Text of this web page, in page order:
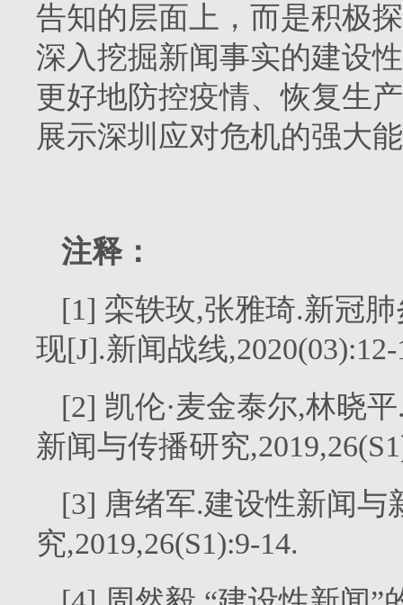
告知的层面上，而是积极
深入挖掘新闻事实的建设
更好地防控疫情、恢复生
展示深圳应对危机的强大
注释：
[1] 栾轶玫,张雅琦.新冠
现[J].新闻战线,2020(03):12-
[2] 凯伦·麦金泰尔,林晓
新闻与传播研究
[3] 唐绪军.建设性新闻与
究,2019,26(S1):9-14.